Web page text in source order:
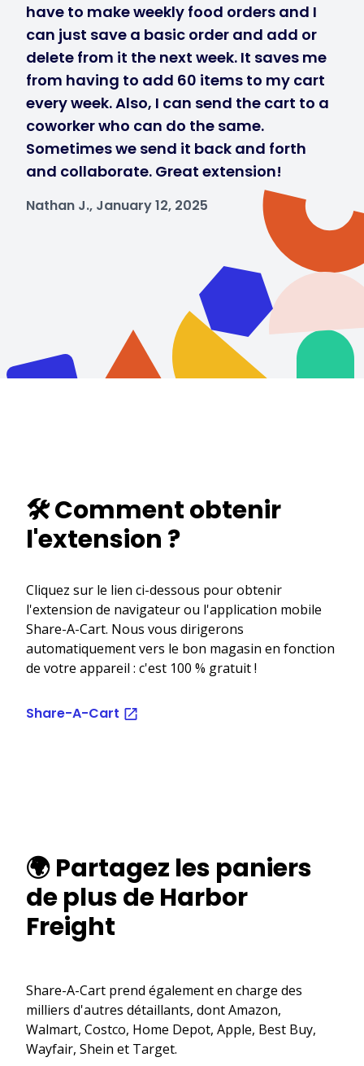
have to make weekly food orders and I
can just save a basic order and add or
delete from it the next week. It saves me
from having to add 60 items to my cart
every week. Also, I can send the cart to a
coworker who can do the same.
Sometimes we send it back and forth
and collaborate. Great extension!
Nathan J., January 12, 2025
🛠️ Comment obtenir
l'extension ?
Cliquez sur le lien ci-dessous pour obtenir
l'extension de navigateur ou l'application mobile
Share-A-Cart. Nous vous dirigerons
automatiquement vers le bon magasin en fonction
de votre appareil : c'est 100 % gratuit !
Share-A-Cart
🌍 Partagez les paniers
de plus de Harbor
Freight
Share-A-Cart prend également en charge des
milliers d'autres détaillants, dont Amazon,
Walmart, Costco, Home Depot, Apple, Best Buy,
Wayfair, Shein et Target.